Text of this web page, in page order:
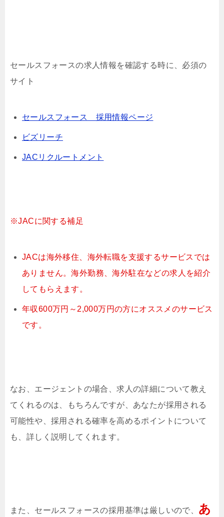
セールスフォースの求人情報を確認する時に、必須の
サイト
セールスフォース 採用情報ページ
ビズリーチ
JACリクルートメント
※JACに関する補足
JACは海外移住、海外転職を支援するサービスでは
ありません。海外勤務、海外駐在などの求人を紹介
してもらえます。
年収600万円～2,000万円の方にオススメのサービス
です。
なお、エージェントの場合、求人の詳細について教え
てくれるのは、もちろんですが、あなたが採用される
可能性や、採用される確率を高めるポイントについて
も、詳しく説明してくれます。
また、セールスフォースの採用基準は厳しいので、 あ